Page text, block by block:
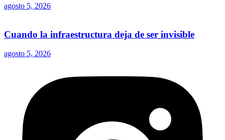
agosto 5, 2026
Cuando la infraestructura deja de ser invisible
agosto 5, 2026